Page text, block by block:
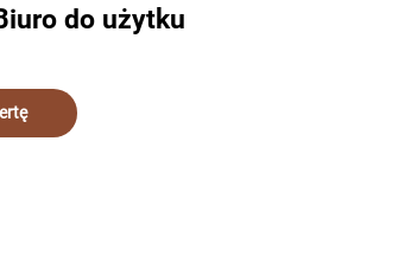
do użytku